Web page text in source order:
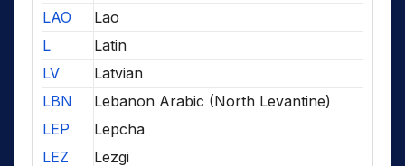
LAO
Lao
L
Latin
LV
Latvian
LBN
Lebanon Arabic (North Levantine)
LEP
Lepcha
LEZ
Lezgi